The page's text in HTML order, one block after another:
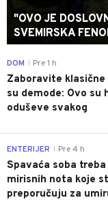
"OVO JE
SVEMIRSKA
DOM Pre 1 h
Zaboravite
su demode: Ovo su
oduševe svakog
ENTERIJER Pre 4 h
Spavaća soba
mirisnih nota koje
preporučuju za